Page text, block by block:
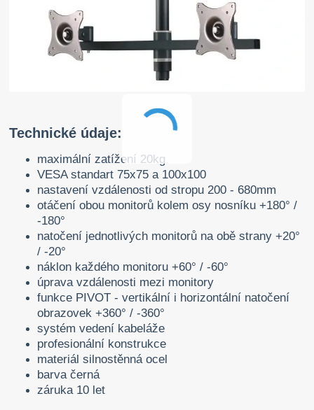
Technické údaje:
maximální zatížení 20kg
VESA standart 75x75 a 100x100
nastavení vzdálenosti od stropu 200 - 680mm
otáčení obou monitorů kolem osy nosníku +180° /
-180°
natočení jednotlivých monitorů na obě strany +20°
/ -20°
náklon každého monitoru +60° / -60°
úprava vzdálenosti mezi monitory
funkce PIVOT - vertikální i horizontální natočení
obrazovek +360° / -360°
systém vedení kabeláže
profesionální konstrukce
materiál silnostěnná ocel
barva černá
záruka 10 let